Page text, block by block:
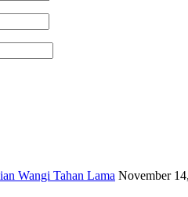
Wangi Tahan Lama November